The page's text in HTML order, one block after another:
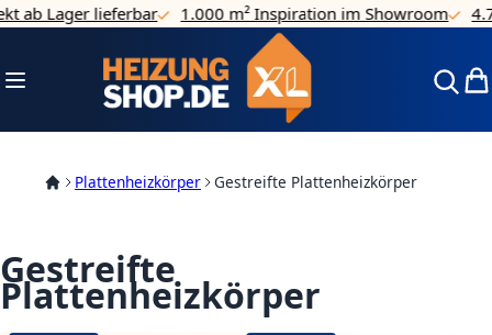
Direkt zum Inhalt
Lager lieferbar 1.000 m² Inspiration im Showroom 4.7/5
Navigation umschalten
Plattenheizkörper Gestreifte Plattenheizkörper
Gestreifte
Plattenheizkörper